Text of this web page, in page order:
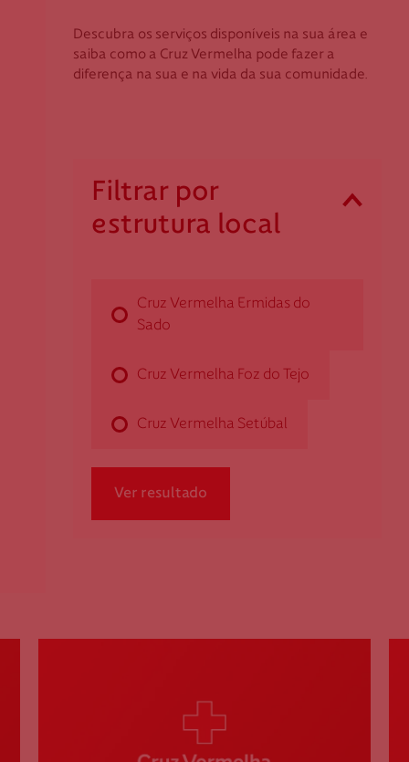
consigo.mais@cruzvermelha.org.pt
Rua 8, n.º 47-49
7565-228 Ermidas do Sado
269 502 239
Av. Mud Juvenil - Edifício Antiga Estação CP -
Quinta da Trindade
Largo da Misericórdia, n. 1
Faro
Guarda
Leiria
Porto
Santarém
Vila Real
Viseu
Descubra os serviços disponíveis na sua área e
saiba como a Cruz Vermelha pode fazer a
diferença na sua e na vida da sua comunidade.
Filtrar por
estrutura local
Cruz Vermelha Ermidas do
Sado
Cruz Vermelha Foz do Tejo
Cruz Vermelha Setúbal
Ver resultado